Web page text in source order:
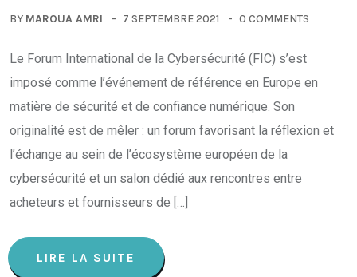
BY MAROUA AMRI 7 SEPTEMBRE 2021 0 COMMENTS
Le Forum International de la Cybersécurité (FIC) s’est
imposé comme l’événement de référence en Europe en
matière de sécurité et de confiance numérique. Son
originalité est de mêler : un forum favorisant la réflexion et
l’échange au sein de l’écosystème européen de la
cybersécurité et un salon dédié aux rencontres entre
acheteurs et fournisseurs de […]
LIRE LA SUITE